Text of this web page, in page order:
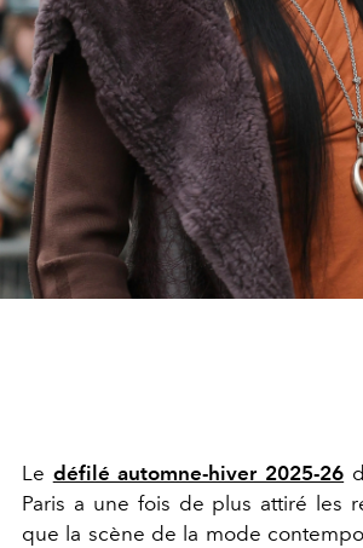
Le défilé automne-hiver 2025-26
Paris a une fois de plus attiré les
que la scène de la mode